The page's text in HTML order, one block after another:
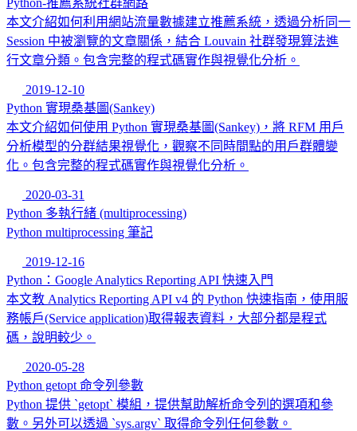
本文介紹如何利用網站流量數據建立推薦系統，透過分析同一
Session 中被瀏覽的文章關係，結合 Louvain 社群發現算法進
行文章分類。包含完整的程式碼實作與視覺化分析。
2019-12-10
Python 實現桑基圖(Sankey)
本文介紹如何使用 Python 實現桑基圖(Sankey)，將 RFM 用戶
分析模型的分群結果視覺化，觀察不同時間點的用戶群體變
化。包含完整的程式碼實作與視覺化分析。
2020-03-31
Python 多執行緒 (multiprocessing)
Python multiprocessing 筆記
2019-12-16
Python：Google Analytics Reporting API 快速入門
本文教 Analytics Reporting API v4 的 Python 快速指南，使用服
務帳戶(Service application)取得報表資料，大部分都是程式
碼，說明較少。
2020-05-28
Python getopt 命令列參數
Python 提供 `getopt` 模組，提供幫助解析命令列的選項和參
數。另外可以透過 `sys.argv` 取得命令列任何參數。